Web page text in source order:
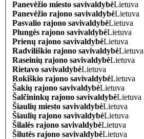
Panevėžio miesto savivaldybėLietuva
Panevėžio rajono savivaldybėLietuva
Pasvalio rajono savivaldybėLietuva
Plungės rajono savivaldybėLietuva
Prienų rajono savivaldybėLietuva
Radviliškio rajono savivaldybėLietuva
Raseinių rajono savivaldybėLietuva
Rietavo savivaldybėLietuva
Rokiškio rajono savivaldybėLietuva
Šakių rajono savivaldybėLietuva
Šalčininkų rajono savivaldybėLietuva
Šiaulių miesto savivaldybėLietuva
Šiaulių rajono savivaldybėLietuva
Šilalės rajono savivaldybėLietuva
Šilutės rajono savivaldybėLietuva